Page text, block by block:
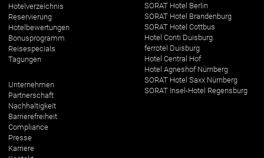
Hotelverzeichnis
Reservierung
Hotelbewertungen
Bonusprogramm
Reisespecials
Tagungen
Unternehmen
Partnerschaft
Nachhaltigkeit
Barrierefreiheit
Compliance
Presse
Karriere
SORAT Hotel Berlin
SORAT Hotel Brandenburg
SORAT Hotel Cottbus
Hotel Conti Duisburg
ferrotel Duisburg
Hotel Central Hof
Hotel Agneshof Nürnberg
SORAT Hotel Saxx Nürnberg
SORAT Insel-Hotel Regensburg